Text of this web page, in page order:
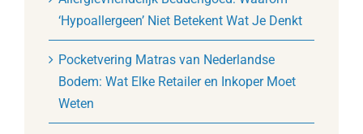
‘Hypoallergeen’ Niet Betekent Wat Je Denkt
Pocketvering Matras van Nederlandse
Bodem: Wat Elke Retailer en Inkoper Moet
Weten